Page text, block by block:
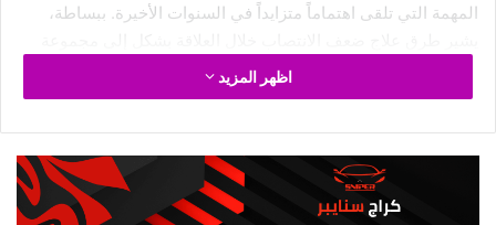
المهمة التي تلقى اهتماماً متزايداً في السنوات الأخيرة. ببساطة،
من الممارسات والاستراتيجيات التي تهدف إلى تحسين الصحة
والرفاهية بشكل عام. سواء كنت مبتدئاً أو لديك خبرة سابقة، فهم
الأولى للاستفادة القصوى من فوائده المتعددة.
اظهر المزيد